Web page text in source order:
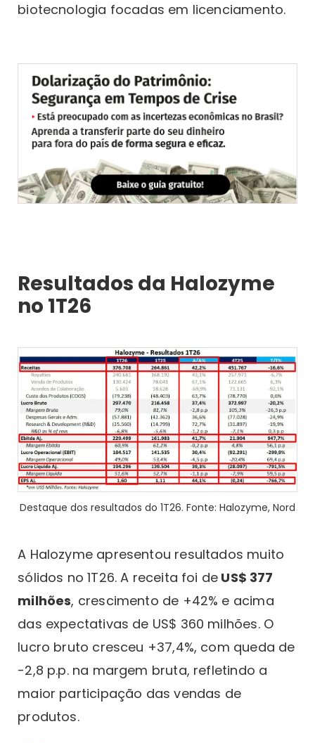
biotecnologia focadas em licenciamento.
Resultados da Halozyme
no 1T26
Destaque dos resultados do 1T26. Fonte: Halozyme, Nord
A Halozyme apresentou resultados muito
sólidos no 1T26. A receita foi de US$ 377
milhões, crescimento de +42% e acima
das expectativas de US$ 360 milhões. O
lucro bruto cresceu +37,4%, com queda de
-2,8 p.p. na margem bruta, refletindo a
maior participação das vendas de
produtos.